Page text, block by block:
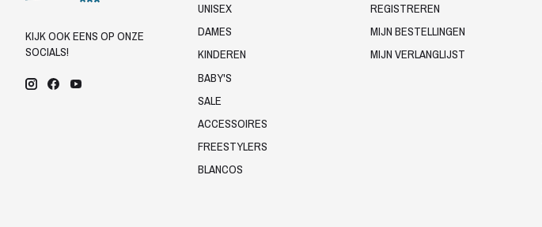
KIJK OOK EENS OP ONZE
SOCIALS!
UNISEX
DAMES
KINDEREN
BABY'S
SALE
ACCESSOIRES
FREESTYLERS
BLANCOS
REGISTREREN
MIJN BESTELLINGEN
MIJN VERLANGLIJST